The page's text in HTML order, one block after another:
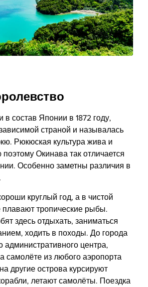
состав Японии в 1872 году,
страной и называлась
Рюкюская культура жива и
Окинава так отличается
Особенно заметны различия в
круглый год, а в чистой
тропические рыбы.
здесь отдыхать, заниматься
ходить в походы. До города
административного центра,
самолёте из любого аэропорта
другие острова курсируют
летают самолёты. Поездка